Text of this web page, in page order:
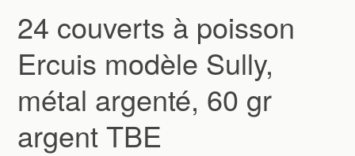
24 couverts à poisson
Ercuis modèle Sully,
métal argenté, 60 gr
argent TBE